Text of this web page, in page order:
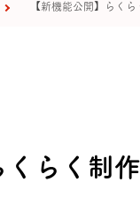
【新機能公開】らく
くらく制